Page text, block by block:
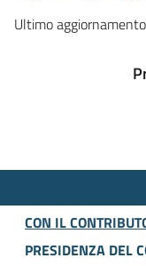
Ultimo
CON IL
PRESIDENZA DEL